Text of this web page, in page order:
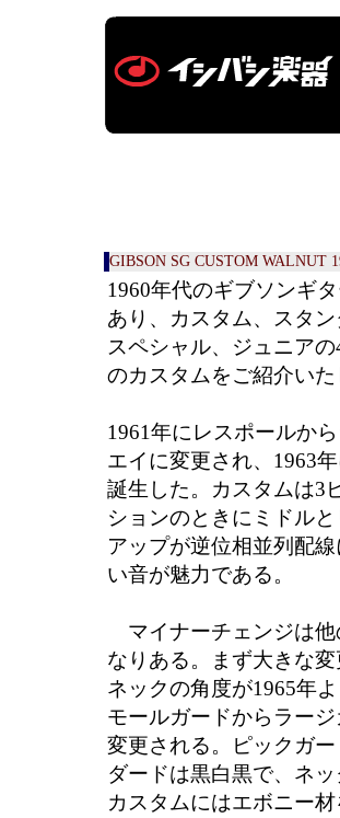
GIBSON SG CUSTOM WALNUT
1960年代のギブソンギ
あり、カスタム、スタン
スペシャル、ジュニア
のカスタムをご紹介いた
1961年にレスポールか
エイに変更され、1963
誕生した。カスタムは3
ションのときにミドル
アップが逆位相並列配
い音が魅力である。
マイナーチェンジは他
なりある。まず大きな
ネックの角度が1965年
モールガードからラージ
変更される。ピックガ
ダードは黒白黒で、ネ
カスタムにはエボニー